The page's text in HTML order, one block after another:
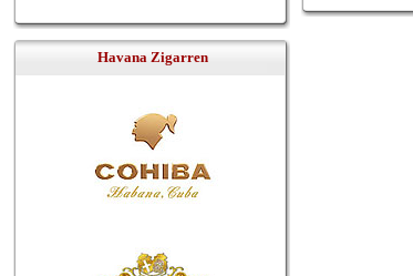
Havana Zigarren